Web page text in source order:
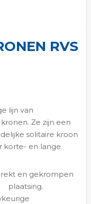
RVS
lijn van
Ze zijn een
solitaire kroon
korte- en lange
en gekrompen
plaatsing.